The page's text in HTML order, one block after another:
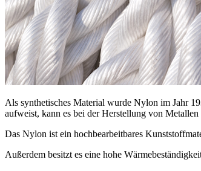
Als synthetisches Material wurde Nylon im Jahr
aufweist, kann es bei der Herstellung von
Das Nylon ist ein hochbearbeitbares
Außerdem besitzt es eine hohe